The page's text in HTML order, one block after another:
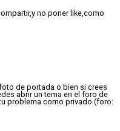
no poner like,como
de portada o bien si crees
abrir un tema en el foro de
problema como privado (foro: